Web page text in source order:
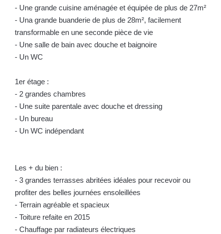
- Une grande cuisine aménagée et équipée de plus de 27m²
- Una grande buanderie de plus de 28m², facilement
transformable en une seconde pièce de vie
- Une salle de bain avec douche et baignoire
- Un WC
1er étage :
- 2 grandes chambres
- Une suite parentale avec douche et dressing
- Un bureau
- Un WC indépendant
Les + du bien :
- 3 grandes terrasses abritées idéales pour recevoir ou
profiter des belles journées ensoleillées
- Terrain agréable et spacieux
- Toiture refaite en 2015
- Chauffage par radiateurs électriques